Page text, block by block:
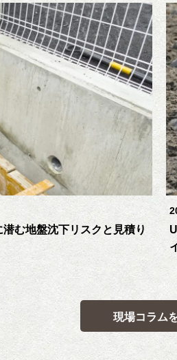
む地盤沈下リスクと見積り
現場コラム